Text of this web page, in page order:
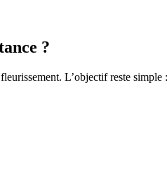
?
L’objectif reste